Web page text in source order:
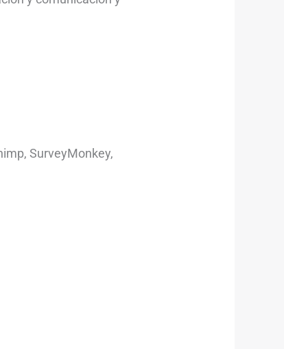
SurveyMonkey,